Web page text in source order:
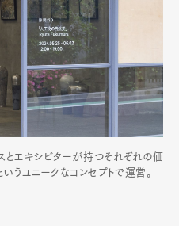
とエキシビターが持つそれぞれの価
うユニークなコンセプトで運営。